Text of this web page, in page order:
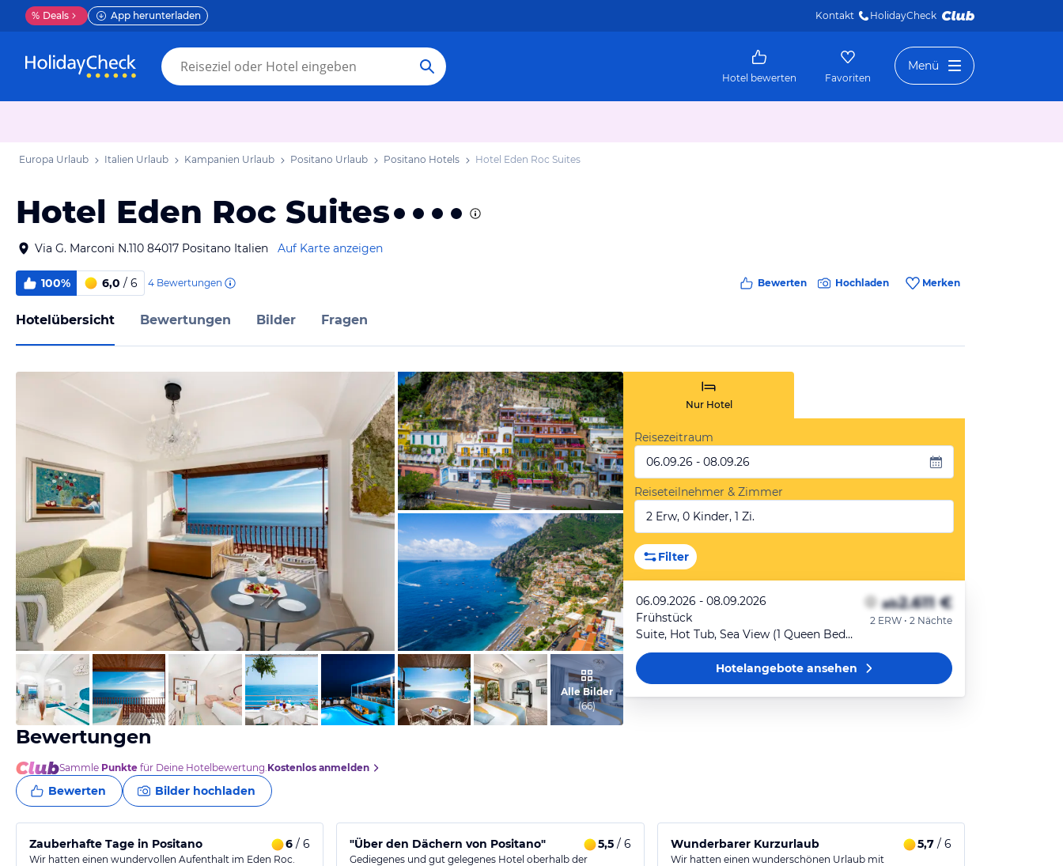
% Deals App herunterladen Kontakt HolidayCheck
Hotel bewerten Favoriten
Menü
Europa Urlaub Italien Urlaub Kampanien Urlaub Positano Urlaub Positano Hotels Hotel Eden Roc Suites
Hotel Eden Roc Suites
Via G. Marconi N.110 84017 Positano Italien Auf Karte anzeigen
100% 6,0 / 6 4 Bewertungen Bewerten Hochladen Merken
Hotelübersicht Bewertungen Bilder Fragen
vom Hotelier, Mai 2018
vom Hotelier, Mai 2018
vom Hotelier, Mai 2018
Alle Bilder
(66)
Nur Hotel
Reisezeitraum
06.09.26 - 08.09.26
Reiseteilnehmer & Zimmer
2 Erw, 0 Kinder, 1 Zi.
Filter
06.09.2026 - 08.09.2026
Frühstück
Suite, Hot Tub, Sea View (1 Queen Bed) - Package Rate
ab2.611 €
2 ERW • 2 Nächte
Hotelangeboteansehen
Bewertungen
Sammle Punkte für Deine Hotelbewertung.Kostenlos anmelden
Bewerten Bilder hochladen
Zauberhafte Tage in Positano 6 / 6
Wir hatten einen wundervollen Aufenthalt im Eden Roc.
"Über den Dächern von Positano" 5,5/ 6
Gediegenes und gut gelegenes Hotel oberhalb der
Wunderbarer Kurzurlaub 5,7/ 6
Wir hatten einen wunderschönen Urlaub mit